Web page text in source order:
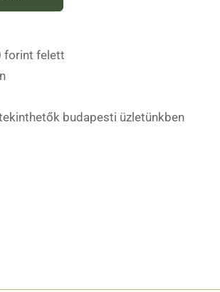
forint felett
budapesti üzletünkben